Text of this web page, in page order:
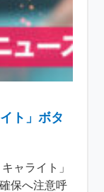
ト」ボタ
ャライト」
保へ注意呼